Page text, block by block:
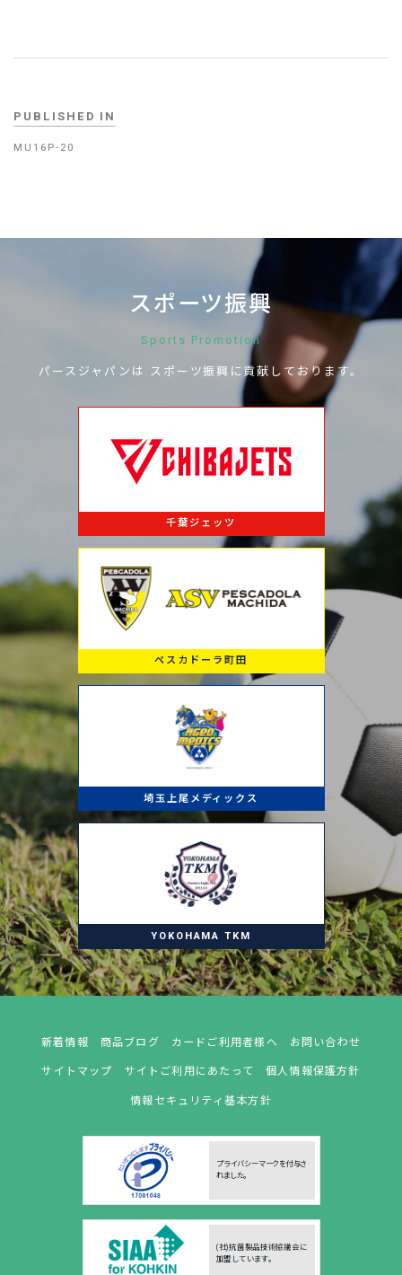
PUBLISHED IN
MU16P-20
スポーツ振興
Sports Promotion
パースジャパンは スポーツ振興に貢献しております。
千葉ジェッツ
ペスカドーラ町田
埼玉上尾メディックス
YOKOHAMA TKM
新着情報 商品ブログ カードご利用者様へ
お問い合わせ
サイトマップ
サイトご利用にあたって
個人情報保護方針
情報セキュリティ基本方針
プライバシーマークを付与さ
れました。
(社)抗菌製品技術協議会に
加盟しています。